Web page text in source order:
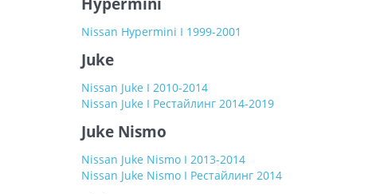
Hypermini
Nissan Hypermini I 1999-2001
Juke
Nissan Juke I 2010-2014
Nissan Juke I Рестайлинг 2014-2019
Juke Nismo
Nissan Juke Nismo I 2013-2014
Nissan Juke Nismo I Рестайлинг 2014